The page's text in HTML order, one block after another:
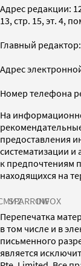
Адрес редакции:
13, стр. 15, эт. 4,
Главный
Адрес
Номер телефона
На
предоставления
систематизации и
к предпочтениям
находящихся на
SPARROWINFOX
Перепечатка
в том числе и в
письменного
является